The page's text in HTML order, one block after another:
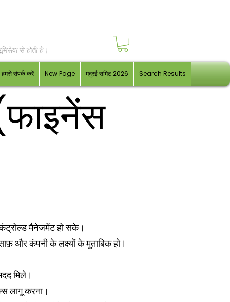
से होती है।
हमसे संपर्क करें New Page मदुरई समिट 2026 Search Results
कंट्रोल्ड मैनेजमेंट हो सके।
और कंपनी के लक्ष्यों के मुताबिक हो।
मिले।
लागू करना।